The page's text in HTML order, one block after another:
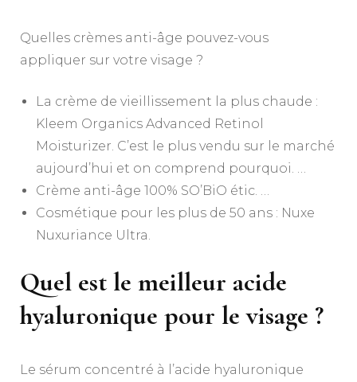
Quelles crèmes anti-âge pouvez-vous
appliquer sur votre visage ?
La crème de vieillissement la plus chaude :
Kleem Organics Advanced Retinol
Moisturizer. C’est le plus vendu sur le marché
aujourd’hui et on comprend pourquoi. …
Crème anti-âge 100% SO’BiO étic. …
Cosmétique pour les plus de 50 ans : Nuxe
Nuxuriance Ultra.
Quel est le meilleur acide
hyaluronique pour le visage ?
Le sérum concentré à l’acide hyaluronique